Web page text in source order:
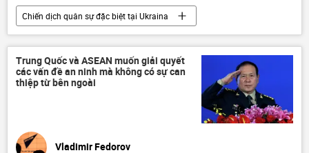
Chiến dịch quân sự đặc biệt tại Ukraina
Ukraina
Cuộc khủng hoảng ở Ukraina
DNR
LNR
Thế giới
Quân sự
Báo chí thế giới
Trung Quốc và ASEAN muốn giải quyết
các vấn đề an ninh mà không có sự can
thiệp từ bên ngoài
Vladimir Fedorov